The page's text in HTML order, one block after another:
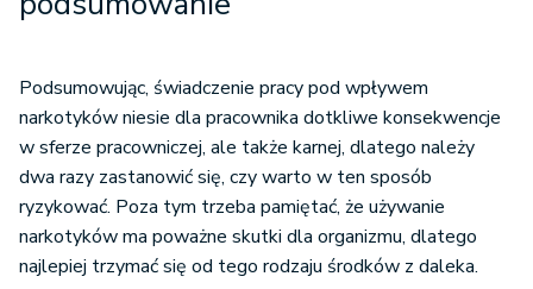
Podsumowując, świadczenie pracy pod wpływem
narkotyków niesie dla pracownika dotkliwe konsekwencje
w sferze pracowniczej, ale także karnej, dlatego należy
dwa razy zastanowić się, czy warto w ten sposób
ryzykować. Poza tym trzeba pamiętać, że używanie
narkotyków ma poważne skutki dla organizmu, dlatego
najlepiej trzymać się od tego rodzaju środków z daleka.